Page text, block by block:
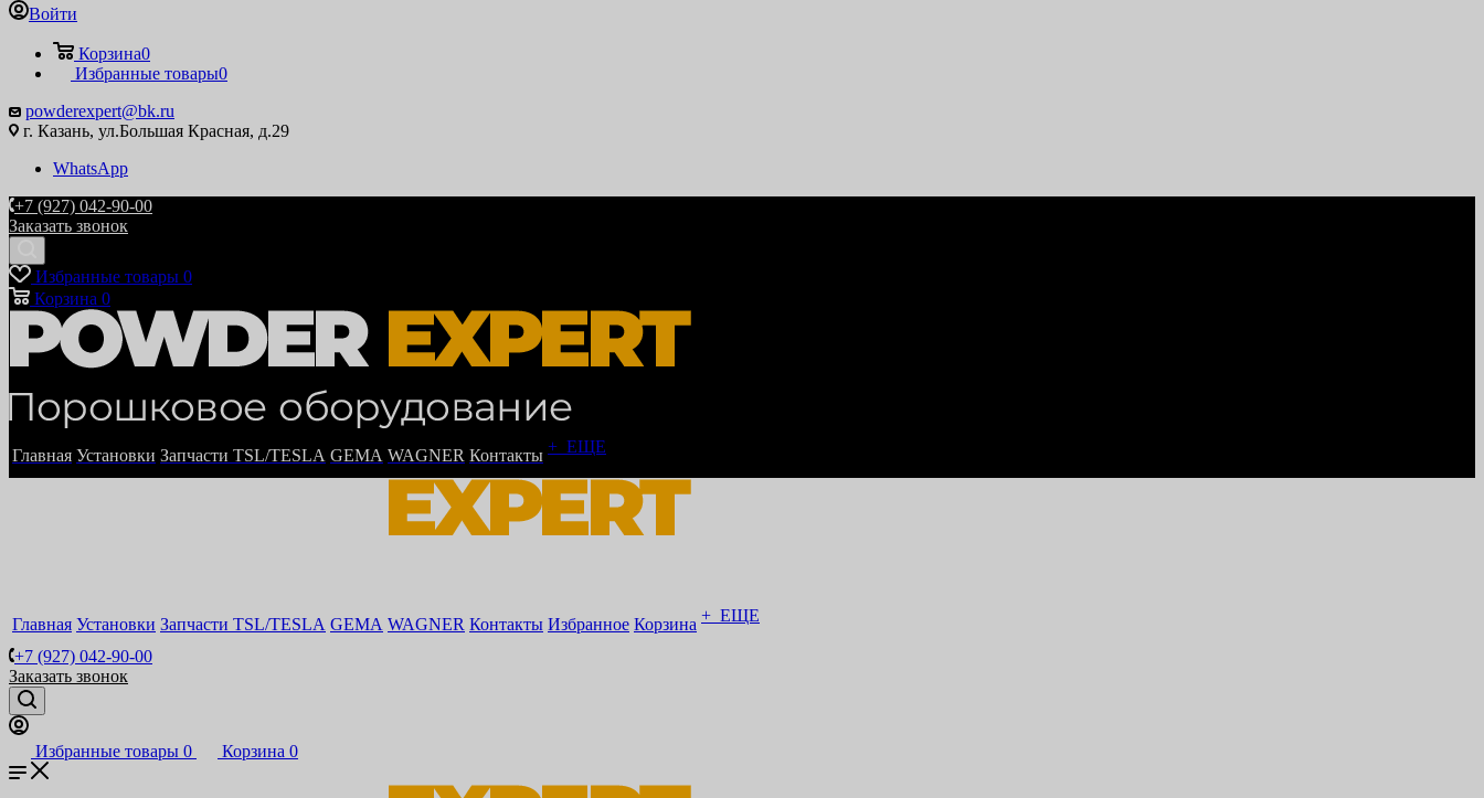
Войти
Корзина0
Избранные товары0
powderexpert@bk.ru
г. Казань, ул.Большая Красная, д.29
WhatsApp
+7 (927) 042-90-00
Заказать звонок
Избранные товары 0
Корзина 0
Главная Установки Запчасти TSL/TESLA GEMA WAGNER Контакты + ЕЩЕ
Главная Установки Запчасти TSL/TESLA GEMA WAGNER Контакты Избранное Корзина + ЕЩЕ
+7 (927) 042-90-00
Заказать звонок
Избранные товары 0 Корзина 0